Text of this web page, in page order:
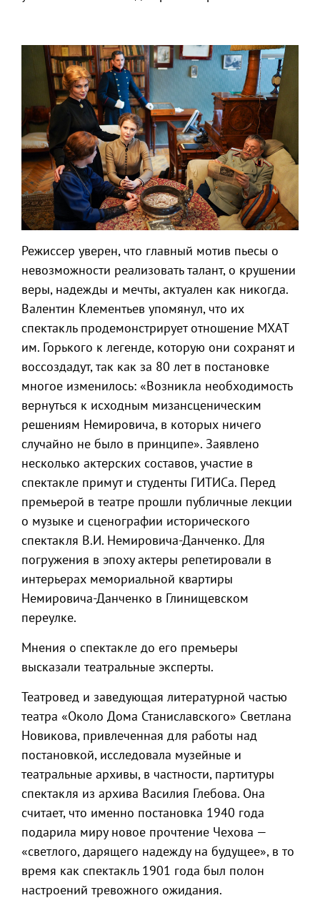
Режиссер уверен, что главный мотив пьесы о
невозможности реализовать талант, о крушении
веры, надежды и мечты, актуален как никогда.
Валентин Клементьев упомянул, что их
спектакль продемонстрирует отношение МХАТ
им. Горького к легенде, которую они сохранят и
воссоздадут, так как за 80 лет в постановке
многое изменилось: «Возникла необходимость
вернуться к исходным мизансценическим
решениям Немировича, в которых ничего
случайно не было в принципе». Заявлено
несколько актерских составов, участие в
спектакле примут и студенты ГИТИСа. Перед
премьерой в театре прошли публичные лекции
о музыке и сценографии исторического
спектакля В.И. Немировича-Данченко. Для
погружения в эпоху актеры репетировали в
интерьерах мемориальной квартиры
Немировича-Данченко в Глинищевском
переулке.
Мнения о спектакле до его премьеры
высказали театральные эксперты.
Театровед и заведующая литературной частью
театра «Около Дома Станиславского» Светлана
Новикова, привлеченная для работы над
постановкой, исследовала музейные и
театральные архивы, в частности, партитуры
спектакля из архива Василия Глебова. Она
считает, что именно постановка 1940 года
подарила миру новое прочтение Чехова —
«светлого, дарящего надежду на будущее», в то
время как спектакль 1901 года был полон
настроений тревожного ожидания.